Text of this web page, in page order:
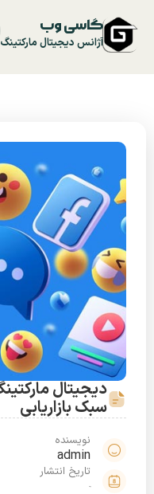
گاسی وب
آژانس دیجیتال مارکتینگ
سبک بازاریابی
نویسنده
admin
تاریخ انتشار